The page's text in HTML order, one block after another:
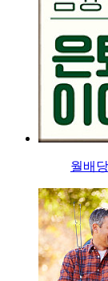
월배